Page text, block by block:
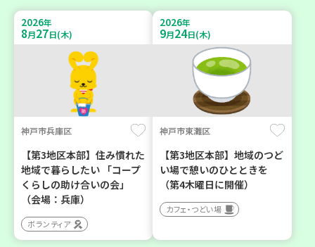
2026年
8月27日(木)
神戸市兵庫区
【第3地区本部】住み慣れた
地域で暮らしたい 「コープ
くらしの助け合いの会」
（会場：兵庫）
ボランティア
2026年
9月24日(木)
神戸市東灘区
【第3地区本部】地域のつど
い場で憩いのひとときを
（第4木曜日に開催）
カフェ・つどい場